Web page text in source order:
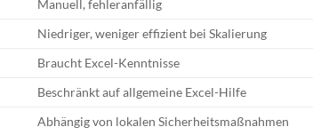
Manuell, fehleranfällig
Niedriger, weniger effizient bei Skalierung
Braucht Excel-Kenntnisse
Beschränkt auf allgemeine Excel-Hilfe
Abhängig von lokalen Sicherheitsmaßnahmen